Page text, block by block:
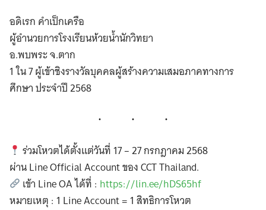
อดิเรก คำเป็กเครือ
ผู้อำนวยการโรงเรียนห้วยน้ำนักวิทยา
อ.พบพระ จ.ตาก
1 ใน 7 ผู้เข้าชิงรางวัลบุคคลผู้สร้างความเสมอภาคทางการ
ศึกษา ประจำปี 2568
ร่วมโหวตได้ตั้งแต่วันที่ 17 – 27 กรกฎาคม 2568
ผ่าน Line Official Account ของ CCT Thailand.
เข้า Line OA ได้ที่ : https://lin.ee/hDS65hf
หมายเหตุ : 1 Line Account = 1 สิทธิการโหวต